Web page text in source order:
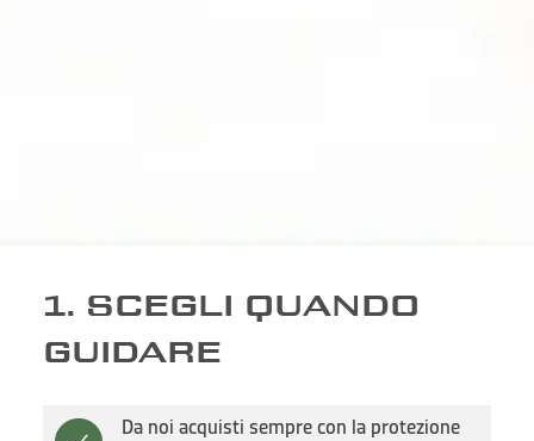
1. SCEGLI QUANDO
GUIDARE
Da noi acquisti sempre con la protezione